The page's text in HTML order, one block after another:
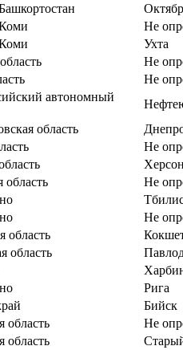
Не
Ухта
Не
Не
автономный
область
Не
область
Не
Не
область
область
Рига
Бийск
область
Не
область